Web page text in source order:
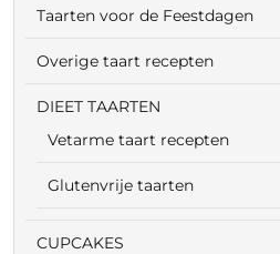
Taarten voor de Feestdagen
Overige taart recepten
DIEET TAARTEN
Vetarme taart recepten
Glutenvrije taarten
CUPCAKES